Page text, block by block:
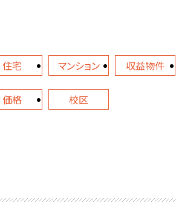
住宅 マンション 収益物件
価格 校区